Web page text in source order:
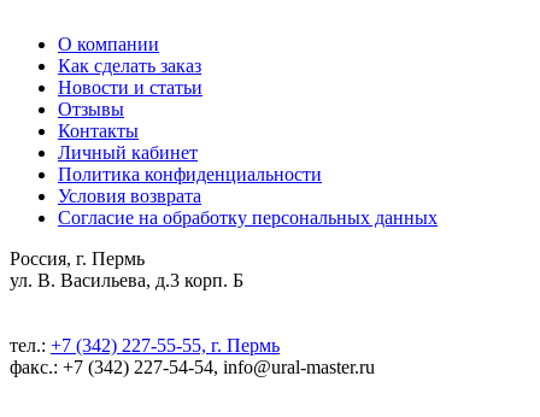
О компании
Как сделать заказ
Новости и статьи
Отзывы
Контакты
Личный кабинет
Политика конфиденциальности
Условия возврата
Согласие на обработку персональных данных
Россия, г. Пермь
ул. В. Васильева, д.3 корп. Б
тел.: +7 (342) 227-55-55, г. Пермь
факс.: +7 (342) 227-54-54, info@ural-master.ru